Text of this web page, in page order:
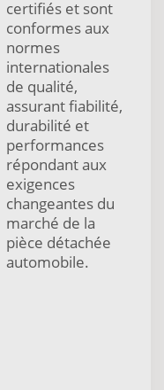
certifiés et sont
conformes aux
normes
internationales
de qualité,
assurant fiabilité,
durabilité et
performances
répondant aux
exigences
changeantes du
marché de la
pièce détachée
automobile.